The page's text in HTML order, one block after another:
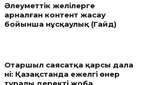
Әлеуметтік желілерге
арналған контент жасау
бойынша нұсқаулық (Гайд)
Отаршыл саясатқа қарсы дала
үні: Қазақстанда ежелгі өнер
туралы деректі жоба